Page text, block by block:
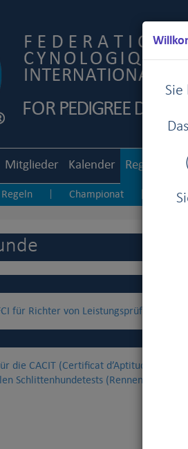
Sie
Mitglieder Kalender Reglemente
Championat
Zucht
für Richter von Leistungsprüfungen
die CACIT (Certificat d’Aptitude au
Schlittenhundetests (Rennen) der FCI